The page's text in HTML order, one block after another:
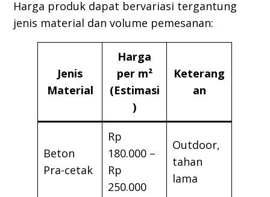
Harga produk dapat bervariasi tergantung
jenis material dan volume pemesanan:
Jenis
Material
Harga
per m²
(Estimasi
)
Keterang
an
Beton
Pra-cetak
Rp
180.000 –
Rp
250.000
Outdoor,
tahan
lama